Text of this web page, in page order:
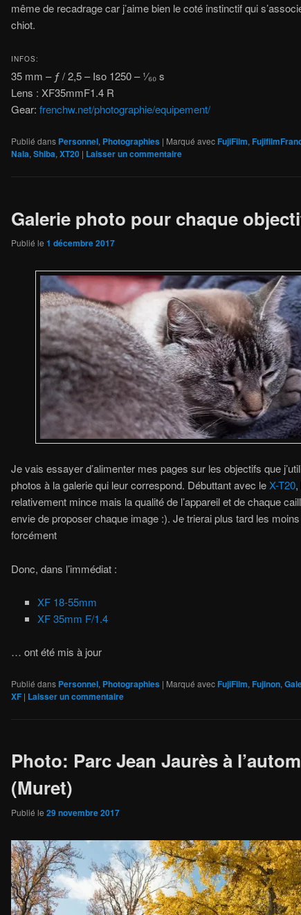
même de recadrage car j’aime bien le coté instinctif qui
chiot.
INFOS:
35 mm – ƒ / 2,5 – Iso 1250 – ¹⁄₆₀ s
Lens : XF35mmF1.4 R
Gear: frenchw.net/photographie/equipement/
Publié dans Personnel, Photographies | Marqué avecFujiFilm,
Nala, Shiba, XT20 | Laisser un commentaire
Galerie photo pour chaque
Publié le 1 décembre 2017
Je vais essayer d’alimenter mes pages sur les objectifs que
photos à la galerie qui leur correspond. Débuttant avec leX-T20
relativement mince mais la qualité de l’appareil et de chaque
envie de proposer chaque image :). Je trierai plus tard les
forcément
Donc, dans l’immédiat :
XF 18-55mm
XF 35mm F/1.4
… ont été mis à jour
Publié dans Personnel, Photographies | Marqué avecFujiFilm, Fujinon,
XF | Laisser un commentaire
Photo: Parc Jean Jaurès à
(Muret)
Publié le 29 novembre 2017